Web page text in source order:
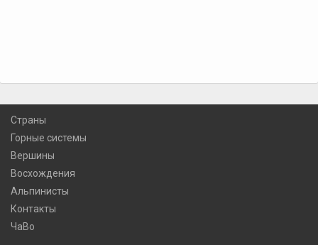
Страны
Горные системы
Вершины
Восхождения
Альпинисты
Контакты
ЧаВо